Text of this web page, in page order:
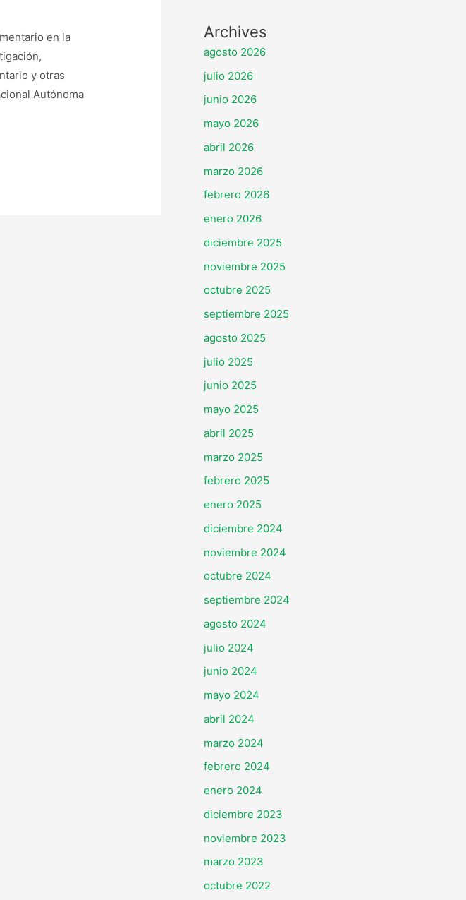
en la
y otras
Autónoma
Archives
agosto 2026
julio 2026
junio 2026
mayo 2026
abril 2026
marzo 2026
febrero 2026
enero 2026
diciembre 2025
noviembre 2025
octubre 2025
septiembre 2025
agosto 2025
julio 2025
junio 2025
mayo 2025
abril 2025
marzo 2025
febrero 2025
enero 2025
diciembre 2024
noviembre 2024
octubre 2024
septiembre 2024
agosto 2024
julio 2024
junio 2024
mayo 2024
abril 2024
marzo 2024
febrero 2024
enero 2024
diciembre 2023
noviembre 2023
marzo 2023
octubre 2022